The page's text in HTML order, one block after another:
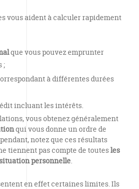
vous aident à calculer rapidement
que vous pouvez emprunter
;
à différentes durées
incluant les intérêts.
vous obtenez généralement
qui vous donne un ordre de
notez que ces résultats
tiennent pas compte de toutesles
personnelle.
en effet certaines limites. Ils